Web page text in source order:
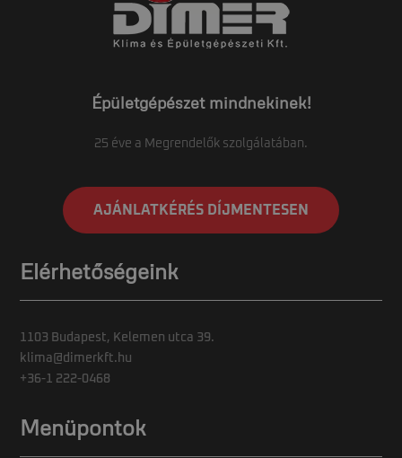
Épületgépészet mindnekinek!
25 éve a Megrendelők szolgálatában.
AJÁNLATKÉRÉS DÍJMENTESEN
Elérhetőségeink
1103 Budapest, Kelemen utca 39.
klima@dimerkft.hu
+36-1 222-0468
Menüpontok